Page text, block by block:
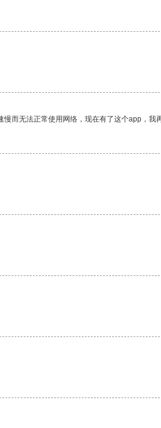
而无法正常使用网络，现在有了这个app，我